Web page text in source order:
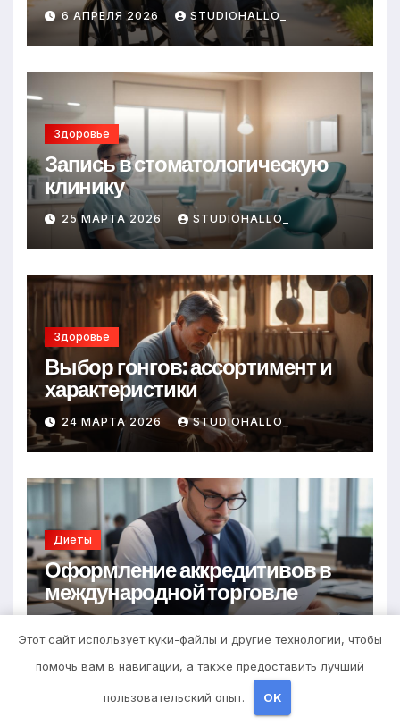
6 АПРЕЛЯ 2026 STUDIOHALLO_
Здоровье
Запись в стоматологическую
клинику
25 МАРТА 2026 STUDIOHALLO_
Здоровье
Выбор гонгов: ассортимент и
характеристики
24 МАРТА 2026 STUDIOHALLO_
Диеты
Оформление аккредитивов в
международной торговле
Этот сайт использует куки-файлы и другие технологии, чтобы
помочь вам в навигации, а также предоставить лучший
пользовательский опыт. OK